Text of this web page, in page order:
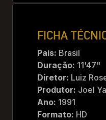
FICHA
País: Brasil
Duração: 11'47"
Diretor: Luiz
Produtor: Joel
Ano: 1991
Formato: HD